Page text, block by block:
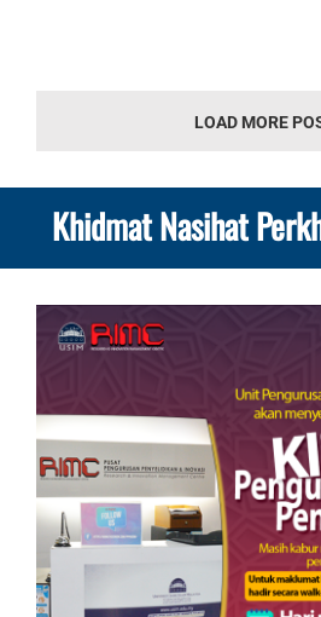
LOAD MORE
Khidmat Nasihat